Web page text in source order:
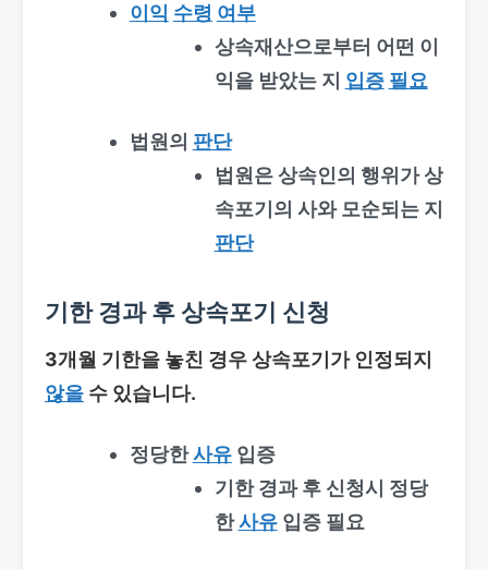
이익 수령 여부
상속재산으로부터 어떤 이
익을 받았는 지 입증 필요
법원의 판단
법원은 상속인의 행위가 상
속포기의 사와 모순되는 지
판단
기한 경과 후 상속포기 신청
3개월 기한을 놓친 경우 상속포기가 인정되지
않을 수 있습니다.
정당한사유입증
기한 경과 후 신청시 정당
한사유입증 필요